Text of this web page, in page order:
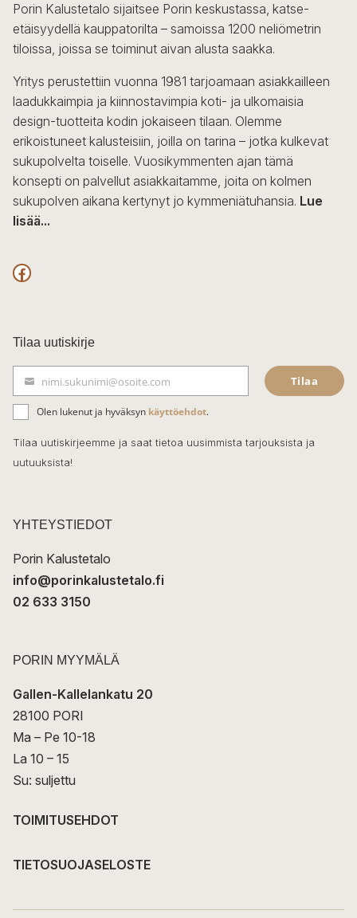
tehdä
valinnat
tuotteen
sivulla.
Porin Kalustetalo sijaitsee Porin keskustassa, katse-
etäisyydellä kauppatorilta – samoissa 1200 neliömetrin
tiloissa, joissa se toiminut aivan alusta saakka.
Yritys perustettiin vuonna 1981 tarjoamaan asiakkailleen
laadukkaimpia ja kiinnostavimpia koti- ja ulkomaisia
design-tuotteita kodin jokaiseen tilaan. Olemme
erikoistuneet kalusteisiin, joilla on tarina – jotka kulkevat
sukupolvelta toiselle. Vuosikymmenten ajan tämä
konsepti on palvellut asiakkaitamme, joita on kolmen
sukupolven aikana kertynyt jo kymmeniätuhansia. Lue
lisää...
F
c
e
b
o
o
k
Tilaa uutiskirje
ä
h
k
t
nimi.sukunimi@osoite.com Tilaa
Olen lukenut ja hyväksyn käyttöehdot.
Tilaa uutiskirjeemme ja saat tietoa uusimmista tarjouksista ja
uutuuksista!
YHTEYSTIEDOT
Porin Kalustetalo
info@porinkalustetalo.fi
02 633 3150
PORIN MYYMÄLÄ
Gallen-Kallelankatu 20
28100 PORI
Ma – Pe 10-18
La 10 – 15
Su: suljettu
TOIMITUSEHDOT
TIETOSUOJASELOSTE